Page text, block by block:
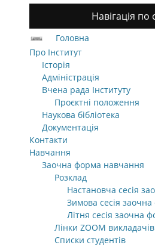
Навігація по
Головна
Про Інститут
Історія
Адміністрація
Вчена рада Інституту
Проєктні положення
Наукова бібліотека
Документація
Контакти
Навчання
Заочна форма навчання
Розклад
Настановча сесія
Зимова сесія
Літня сесія заочна
Лінки ZOOM викладачів
Списки студентів